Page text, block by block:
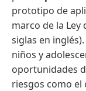
prototipo de
marco de la Ley
siglas en
niños y
oportunidades
riesgos como el